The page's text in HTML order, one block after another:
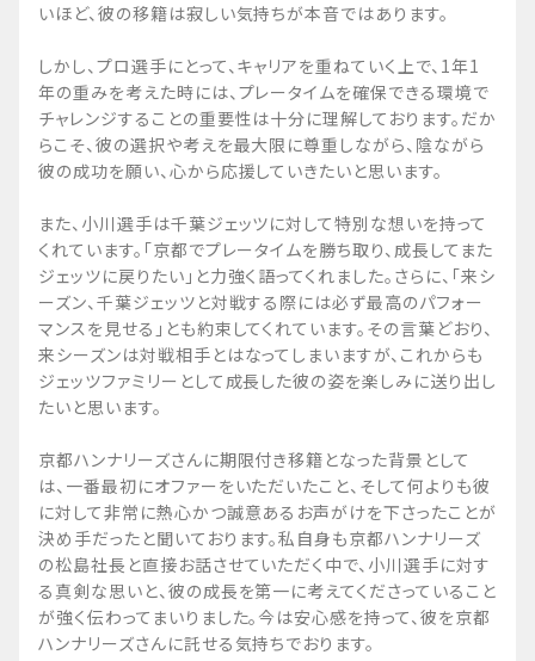
いほど、彼の移籍は寂しい気持ちが本音ではあります。
しかし、プロ選手にとって、キャリアを重ねていく上で、1年1
年の重みを考えた時には、プレータイムを確保できる環境で
チャレンジすることの重要性は十分に理解しております。だか
らこそ、彼の選択や考えを最大限に尊重しながら、陰ながら
彼の成功を願い、心から応援していきたいと思います。
また、小川選手は千葉ジェッツに対して特別な想いを持って
くれています。「京都でプレータイムを勝ち取り、成長してまた
ジェッツに戻りたい」と力強く語ってくれました。さらに、「来シ
ーズン、千葉ジェッツと対戦する際には必ず最高のパフォー
マンスを見せる」とも約束してくれています。その言葉どおり、
来シーズンは対戦相手とはなってしまいますが、これからも
ジェッツファミリーとして成長した彼の姿を楽しみに送り出し
たいと思います。
京都ハンナリーズさんに期限付き移籍となった背景として
は、一番最初にオファーをいただいたこと、そして何よりも彼
に対して非常に熱心かつ誠意あるお声がけを下さったことが
決め手だったと聞いております。私自身も京都ハンナリーズ
の松島社長と直接お話させていただく中で、小川選手に対す
る真剣な思いと、彼の成長を第一に考えてくださっていること
が強く伝わってまいりました。今は安心感を持って、彼を京都
ハンナリーズさんに託せる気持ちでおります。